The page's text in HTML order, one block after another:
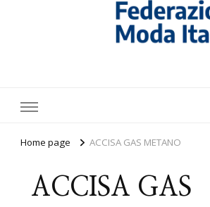
Home page ACCISA GAS METANO
ACCISA GAS